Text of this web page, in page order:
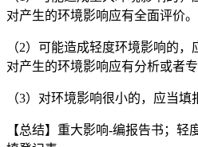
对产生的环境影响应有全面评价。
（2）可能造成轻度环境影响的，
对产生的环境影响应有分析或者专
（3）对环境影响很小的，应当填
【总结】重大影响-编报告书；